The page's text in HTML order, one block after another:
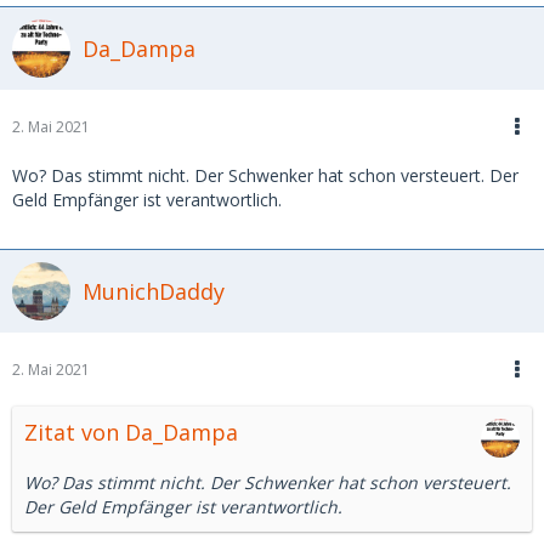
Da_Dampa
2. Mai 2021
Wo? Das stimmt nicht. Der Schwenker hat schon versteuert. Der
Geld Empfänger ist verantwortlich.
MunichDaddy
2. Mai 2021
Zitat von Da_Dampa
Wo? Das stimmt nicht. Der Schwenker hat schon versteuert.
Der Geld Empfänger ist verantwortlich.